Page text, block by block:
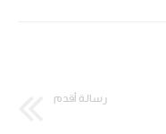
رسالة أقدم